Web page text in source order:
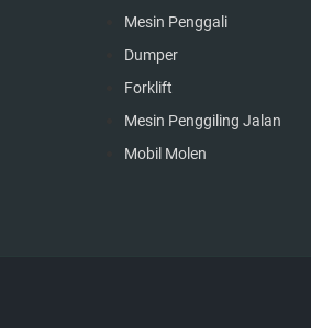
Mesin Penggali
Dumper
Forklift
Mesin Penggiling Jalan
Mobil Molen